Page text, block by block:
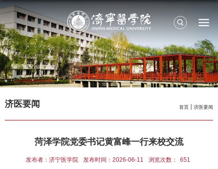
首页 济医要闻
济医要闻
菏泽学院党委书记黄富峰一行来校交流
发布者：济宁医学院 发布时间：2026-06-11 浏览次数： 651